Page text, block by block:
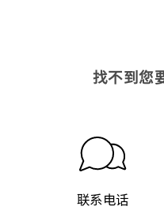
找不到您
联系电话